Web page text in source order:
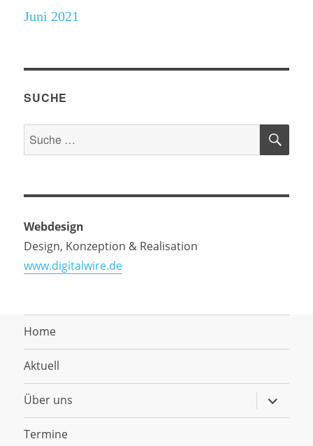
Juni 2021
SUCHE
Suche
nach:
Webdesign
Design, Konzeption & Realisation
www.digitalwire.de
Home
Aktuell
Über uns anzeigen
Termine